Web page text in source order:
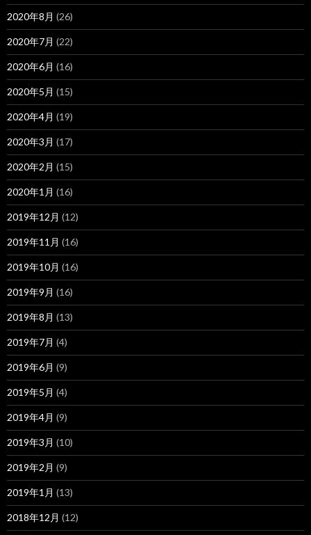
2020年8月 (26)
2020年7月 (22)
2020年6月 (16)
2020年5月 (15)
2020年4月 (19)
2020年3月 (17)
2020年2月 (15)
2020年1月 (16)
2019年12月 (12)
2019年11月 (16)
2019年10月 (16)
2019年9月 (16)
2019年8月 (13)
2019年7月 (4)
2019年6月 (9)
2019年5月 (4)
2019年4月 (9)
2019年3月 (10)
2019年2月 (9)
2019年1月 (13)
2018年12月 (12)